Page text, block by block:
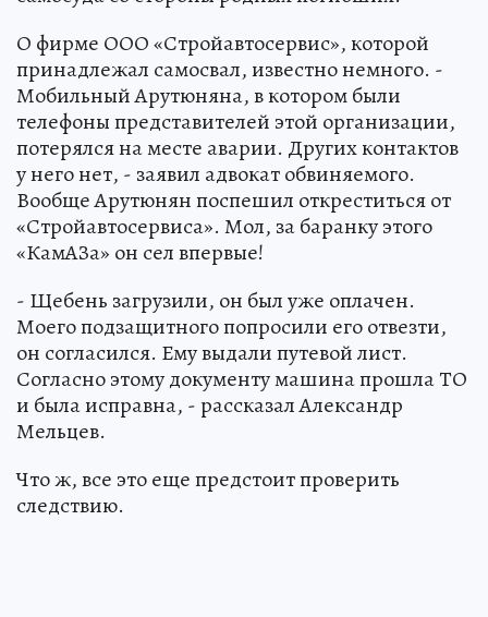
О фирме ООО «Стройавтосервис», которой
принадлежал самосвал, известно немного. -
Мобильный Арутюняна, в котором были
телефоны представителей этой организации,
потерялся на месте аварии. Других контактов
у него нет, - заявил адвокат обвиняемого.
Вообще Арутюнян поспешил откреститься от
«Стройавтосервиса». Мол, за баранку этого
«КамАЗа» он сел впервые!
- Щебень загрузили, он был уже оплачен.
Моего подзащитного попросили его отвезти,
он согласился. Ему выдали путевой лист.
Согласно этому документу машина прошла ТО
и была исправна, - рассказал Александр
Мельцев.
Что ж, все это еще предстоит проверить
следствию.